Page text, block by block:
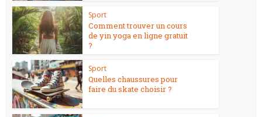
Sport
Comment trouver un cours
de yin yoga en ligne gratuit
?
Sport
Quelles chaussures pour
faire du skate choisir ?